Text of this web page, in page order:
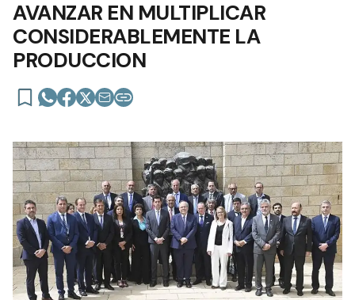
AVANZAR EN MULTIPLICAR
CONSIDERABLEMENTE LA
PRODUCCION